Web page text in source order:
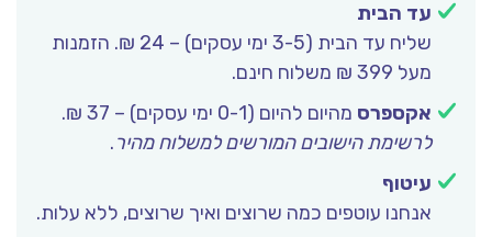
עד הבית
שליח עד הבית (3-5 ימי עסקים) – 24 ₪. הזמנות
מעל 399 ₪ משלוח חינם.
אקספרס מהיום להיום (0-1 ימי עסקים) – 37 ₪.
לרשימת הישובים המורשים למשלוח מהיר.
עיטוף
אנחנו עוטפים כמה שרוצים ואיך שרוצים, ללא עלות.